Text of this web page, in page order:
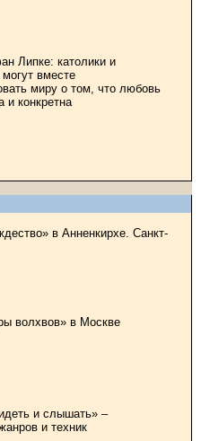
Липке: католики и
вместе
миру о том, что любовь
и конкретна
в Анненкирхе. Санкт-
волхвов» в Москве
и слышать» –
и техник